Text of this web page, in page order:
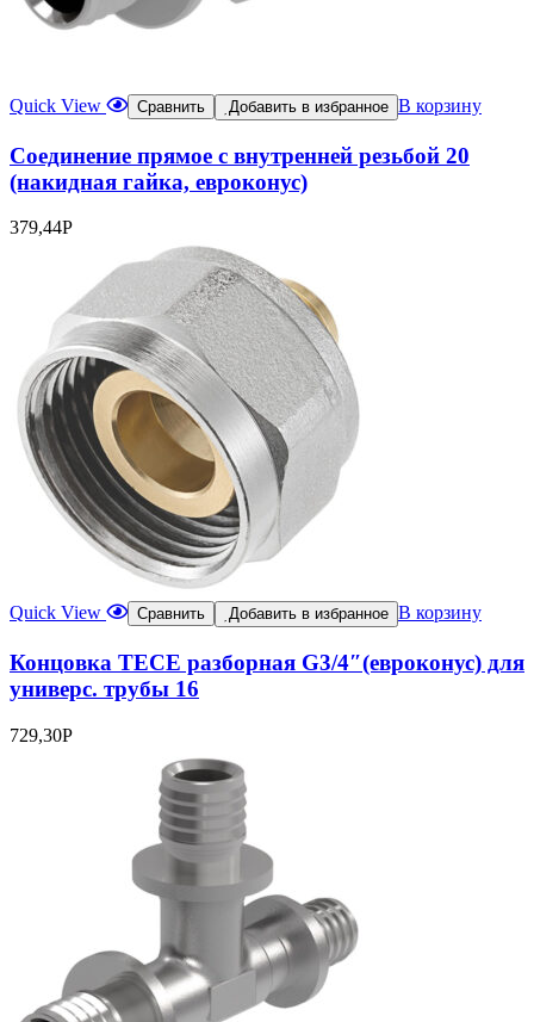
Quick View Сравнить Добавить в избранное В корзину
Соединение прямое с внутренней резьбой 20
(накидная гайка, евроконус)
379,44Р
Quick View Сравнить Добавить в избранное В корзину
Концовка TECE разборная G3/4″(евроконус) для
универс. трубы 16
729,30Р